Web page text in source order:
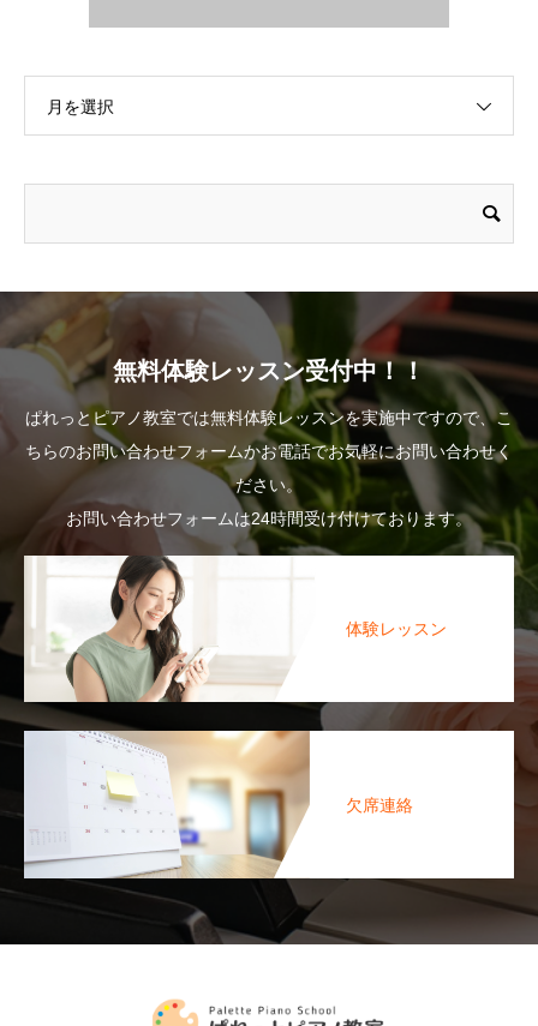
月を選択
無料体験レッスン受付中！！
ぱれっとピアノ教室では無料体験レッスンを実施中ですので、こ
ちらのお問い合わせフォームかお電話でお気軽にお問い合わせく
ださい。
お問い合わせフォームは24時間受け付けております。
体験レッスン
欠席連絡